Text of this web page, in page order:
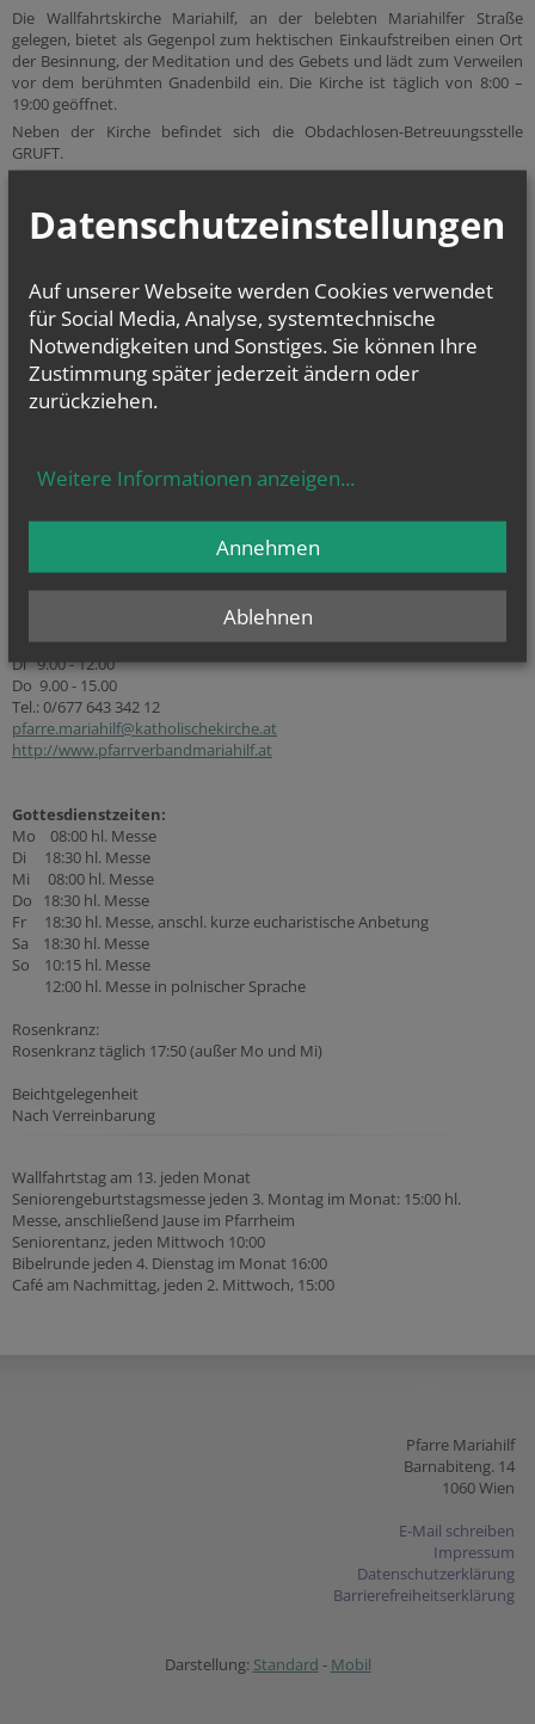
Die Wallfahrtskirche Mariahilf, an der belebten Mariahilfer Straße
gelegen, bietet als Gegenpol zum hektischen Einkaufstreiben einen Ort
der Besinnung, der Meditation und des Gebets und lädt zum Verweilen
vor dem berühmten Gnadenbild ein. Die Kirche ist täglich von 8:00 –
19:00 geöffnet.
Neben der Kirche befindet sich die Obdachlosen-Betreuungsstelle
GRUFT.
Sie haben Fragen zu
… Taufe
(weitere Infos
… Erstkommunion(weitereInfos...)
… Firmung(weitereInfos...)
… Hochzeit(weitereInfos...)und
… Beerdigung(weitereInfos...)
Öffnungszeiten
Öffnungszeiten des Pfarrbüros:
Pfarrsekretärin Maria Nowicka-Fraczek
Di 9.00 - 12.00
Do 9.00 - 15.00
Tel.: 0/677 643 342 12
pfarre.mariahilf@katholischekirche.at
http://www.pfarrverbandmariahilf.at
Gottesdienstzeiten:
Mo 08:00 hl. Messe
Di 18:30 hl. Messe
Mi 08:00 hl. Messe
Do 18:30 hl. Messe
Fr 18:30 hl. Messe, anschl. kurze eucharistische Anbetung
Sa 18:30 hl. Messe
So 10:15 hl. Messe
12:00 hl. Messe in polnischer Sprache
Rosenkranz:
Rosenkranz täglich 17:50 (außer Mo und Mi)
Beichtgelegenheit
Nach Verreinbarung
Wallfahrtstag am 13. jeden Monat
Seniorengeburtstagsmesse jeden 3. Montag im Monat: 15:00 hl.
Messe, anschließend Jause im Pfarrheim
Seniorentanz, jeden Mittwoch 10:00
Bibelrunde jeden 4. Dienstag im Monat 16:00
Café am Nachmittag, jeden 2. Mittwoch, 15:00
Pfarre Mariahilf
Barnabiteng. 14
1060 Wien
E-Mail schreiben
Impressum
Datenschutzerklärung
Barrierefreiheitserklärung
Darstellung: Standard - Mobil
Datenschutzeinstellungen
Auf unserer Webseite werden Cookies verwendet
für Social Media, Analyse, systemtechnische
Notwendigkeiten und Sonstiges. Sie können Ihre
Zustimmung später jederzeit ändern oder
zurückziehen.
Weitere Informationen anzeigen...
Ablehnen
Annehmen